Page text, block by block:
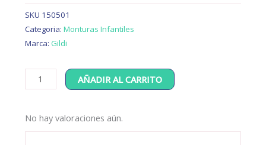
original
era:
$ 210.000.
actual
SKU 150501
Categoria: Monturas Infantiles
Marca: Gildi
Montura
oftálmica
Gildi
150501
AÑADIR AL CARRITO
No hay valoraciones aún.